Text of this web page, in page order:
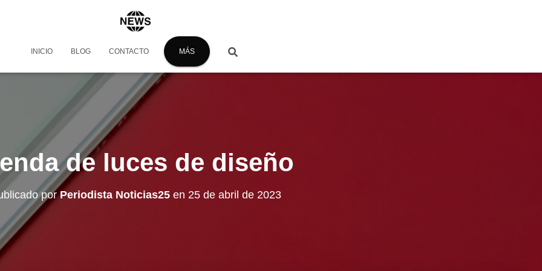
INICIO BLOG CONTACTO MÁS
de luces de diseño
porPeriodista Noticias25en 25 de abril de 2023